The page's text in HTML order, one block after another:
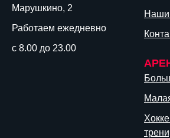
Марушкино, 2
Работаем ежедневно
с 8.00 до 23.00
Наши